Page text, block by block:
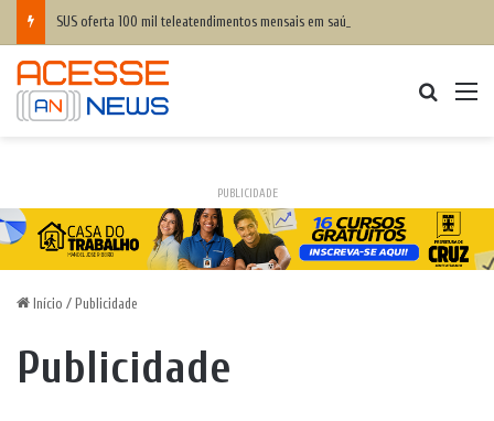
PUBLICIDADE
Início / Publicidade
Publicidade